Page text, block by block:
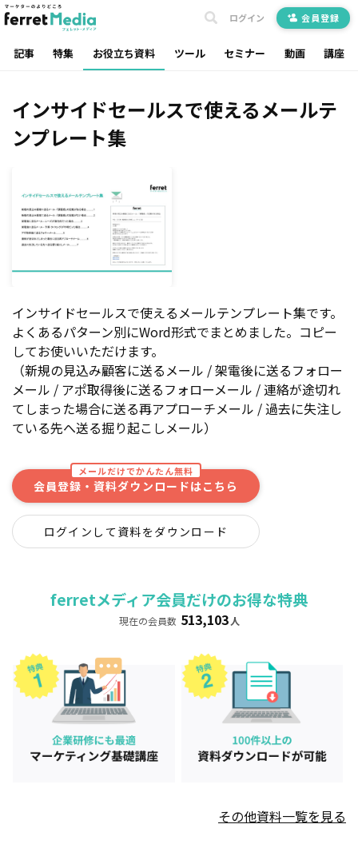
記事 特集 お役立ち資料 ツール セミナー 動画 講座
ログイン 会員登録
インサイドセールスで使えるメールテ
ンプレート集
インサイドセールスで使えるメールテンプレート集です。
よくあるパターン別にWord形式でまとめました。コピー
してお使いいただけます。
（新規の見込み顧客に送るメール / 架電後に送るフォロー
メール / アポ取得後に送るフォローメール / 連絡が途切れ
てしまった場合に送る再アプローチメール / 過去に失注し
ている先へ送る掘り起こしメール）
メールだけでかんたん無料
会員登録・資料ダウンロードはこちら
ログインして資料をダウンロード
ferretメディア会員だけのお得な特典
現在の会員数 513,103 人
その他資料一覧を見る